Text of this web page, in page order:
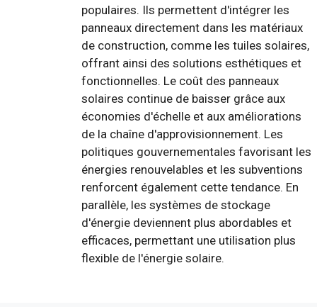
populaires. Ils permettent d'intégrer les
panneaux directement dans les matériaux
de construction, comme les tuiles solaires,
offrant ainsi des solutions esthétiques et
fonctionnelles. Le coût des panneaux
solaires continue de baisser grâce aux
économies d'échelle et aux améliorations
de la chaîne d'approvisionnement. Les
politiques gouvernementales favorisant les
énergies renouvelables et les subventions
renforcent également cette tendance. En
parallèle, les systèmes de stockage
d'énergie deviennent plus abordables et
efficaces, permettant une utilisation plus
flexible de l'énergie solaire.